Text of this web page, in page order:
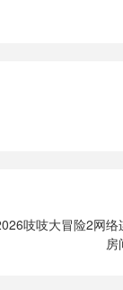
吱吱大冒险2网